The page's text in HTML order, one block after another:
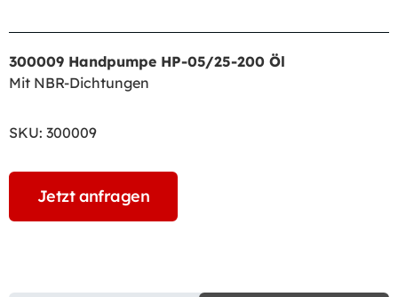
300009 Handpumpe HP-05/25-200 Öl
Mit NBR-Dichtungen
SKU: 300009
Jetzt anfragen